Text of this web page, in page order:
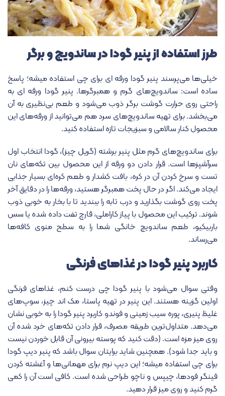
طرز استفاده از پنیر گودا در ساندویچ و برگر
خیلی‌ها می‌پرسند پنیر گودا ورقه ای برای چی استفاده میشه؛ پاسخ
ساده است: ساندویچ‌های گرم و همبرگرها. پنیر گودا ورقه ای به
راحتی روی حرارت گوشت برگر ذوب می‌شود و طعم بی‌نظیری به آن
می‌بخشد. برای تهیه ساندویچ‌های سرد هم می‌توانید از ورقه‌های این
محصول کنار سالامی و سبزیجات تازه استفاده کنید.
برای ساندویچ‌های گرم مثل پنیر برشته (گریل چیز)، گودا انتخاب اول
سرآشپزها است. قرار دادن دو ورقه از این محصول بین تکه‌های نان
تست و سرخ کردن آن در کره، بافت کشدار و طعم کره‌ای بسیار جذابی
ایجاد می‌کند. اگر در حال پخت همبرگر هستید، ورقه‌ها را در دقایق آخر
پخت روی گوشت بگذارید و درب تابه را ببندید تا با بخار به خوبی ذوب
شوند. ترکیب این محصول با پیاز کاراملی، قارچ تفت داده شده یا سس
باربیکیو، طعم ساندویچ خانگی شما را به سطح منوی کافه‌ها
می‌رساند.
کاربرد پنیر گودا در غذاهای فرنگی
وقتی سوال می‌شود با پنیر گودا چی درست کنم، غذاهای فرنگی
اولین گزینه هستند. این پنیر در تهیه پاستا، مک اند چیز، سوپ‌های
غلیظ پنیری، پوره سیب زمینی و فوندو کاربرد پنیر گودا را به خوبی نشان
می‌دهد. متداول‌ترین طریقه مصرف، قرار دادن تکه‌های خرد شده آن
روی میز مزه است. (دقت کنید که پوسته بیرونی آن قابل خوردن نیست
و باید جدا شود). همچنین شاید برایتان سوال باشد که پنیر دیپ گودا
برای چی استفاده میشه؛ این دیپ نرم برای مهمانی‌ها و آغشته کردن
فینگر فودها، چیپس و ناچو طراحی شده است. کافی است آن را کمی
گرم کنید و روی میز قرار دهید.